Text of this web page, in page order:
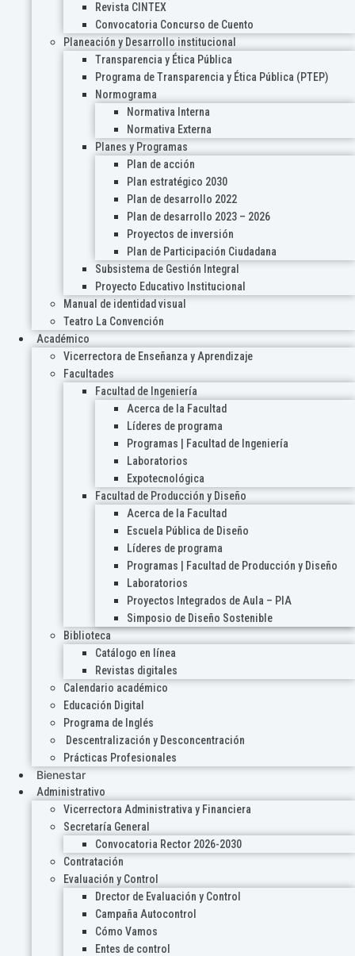
Revista CINTEX
Convocatoria Concurso de Cuento
Planeación y Desarrollo institucional
Transparencia y Ética Pública
Programa de Transparencia y Ética Pública (PTEP)
Normograma
Normativa Interna
Normativa Externa
Planes y Programas
Plan de acción
Plan estratégico 2030
Plan de desarrollo 2022
Plan de desarrollo 2023 – 2026
Proyectos de inversión
Plan de Participación Ciudadana
Subsistema de Gestión Integral
Proyecto Educativo Institucional
Manual de identidad visual
Teatro La Convención
Académico
Vicerrectora de Enseñanza y Aprendizaje
Facultades
Facultad de Ingeniería
Acerca de la Facultad
Líderes de programa
Programas | Facultad de Ingeniería
Laboratorios
Expotecnológica
Facultad de Producción y Diseño
Acerca de la Facultad
Escuela Pública de Diseño
Líderes de programa
Programas | Facultad de Producción y Diseño
Laboratorios
Proyectos Integrados de Aula – PIA
Simposio de Diseño Sostenible
Biblioteca
Catálogo en línea
Revistas digitales
Calendario académico
Educación Digital
Programa de Inglés
Descentralización y Desconcentración
Prácticas Profesionales
Bienestar
Administrativo
Vicerrectora Administrativa y Financiera
Secretaría General
Convocatoria Rector 2026-2030
Contratación
Evaluación y Control
Drector de Evaluación y Control
Campaña Autocontrol
Cómo Vamos
Entes de control